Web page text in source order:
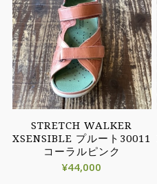
STRETCH WALKER
XSENSIBLE プルート30011
コーラルピンク
¥44,000